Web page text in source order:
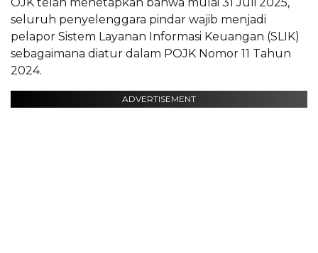
OJK telah menetapkan bahwa mulai 31 Juli 2025,
seluruh penyelenggara pindar wajib menjadi
pelapor Sistem Layanan Informasi Keuangan (SLIK)
sebagaimana diatur dalam POJK Nomor 11 Tahun
2024.
ADVERTISEMENT